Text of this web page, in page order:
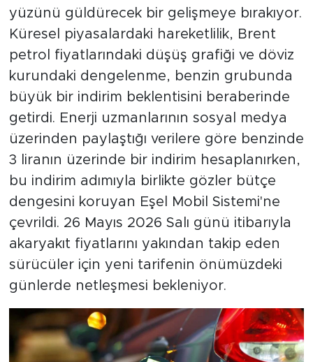
yüzünü güldürecek bir gelişmeye bırakıyor.
Küresel piyasalardaki hareketlilik, Brent
petrol fiyatlarındaki düşüş grafiği ve döviz
kurundaki dengelenme, benzin grubunda
büyük bir indirim beklentisini beraberinde
getirdi. Enerji uzmanlarının sosyal medya
üzerinden paylaştığı verilere göre benzinde
3 liranın üzerinde bir indirim hesaplanırken,
bu indirim adımıyla birlikte gözler bütçe
dengesini koruyan Eşel Mobil Sistemi'ne
çevrildi. 26 Mayıs 2026 Salı günü itibarıyla
akaryakıt fiyatlarını yakından takip eden
sürücüler için yeni tarifenin önümüzdeki
günlerde netleşmesi bekleniyor.